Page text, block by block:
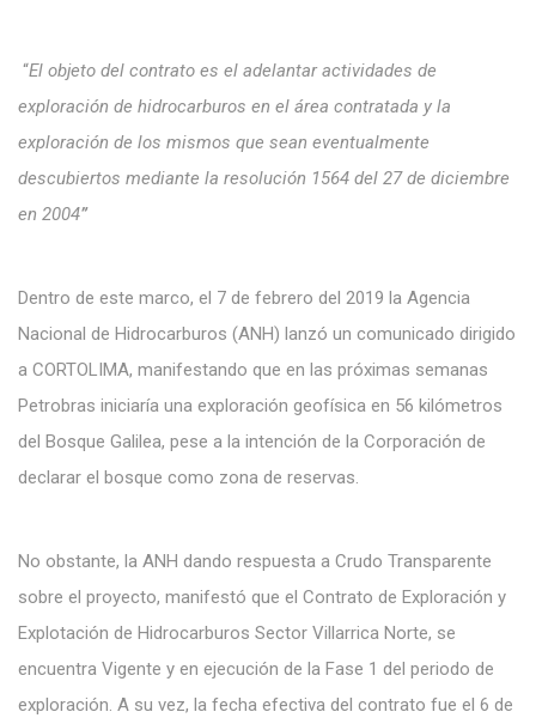
“El objeto del contrato es el adelantar actividades de
exploración de hidrocarburos en el área contratada y la
exploración de los mismos que sean eventualmente
descubiertos mediante la resolución 1564 del 27 de diciembre
en 2004”
Dentro de este marco, el 7 de febrero del 2019 la Agencia
Nacional de Hidrocarburos (ANH) lanzó un comunicado dirigido
a CORTOLIMA, manifestando que en las próximas semanas
Petrobras iniciaría una exploración geofísica en 56 kilómetros
del Bosque Galilea, pese a la intención de la Corporación de
declarar el bosque como zona de reservas.
No obstante, la ANH dando respuesta a Crudo Transparente
sobre el proyecto, manifestó que el Contrato de Exploración y
Explotación de Hidrocarburos Sector Villarrica Norte, se
encuentra Vigente y en ejecución de la Fase 1 del periodo de
exploración. A su vez, la fecha efectiva del contrato fue el 6 de